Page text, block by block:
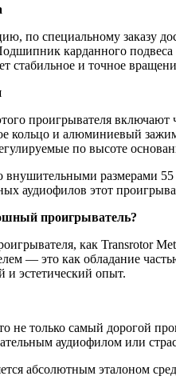
по специальному заказу
карданного подвеса
стабильное и точное
проигрывателя
кольцо и алюминиевый
по высоте
внушительными размерами
аудиофилов этот
проигрыватель?
как Transrotor
— это как обладание
и эстетический опыт.
не только самый дорогой
аудиофилом или
абсолютным эталоном